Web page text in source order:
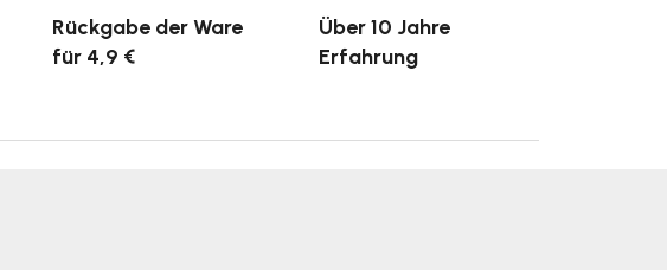
Rückgabe der Ware
für 4,9 €
Über 10 Jahre
Erfahrung